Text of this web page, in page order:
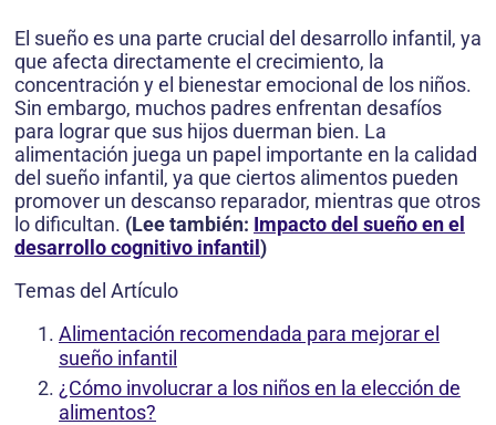
El sueño es una parte crucial del desarrollo infantil, ya
que afecta directamente el crecimiento, la
concentración y el bienestar emocional de los niños.
Sin embargo, muchos padres enfrentan desafíos
para lograr que sus hijos duerman bien. La
alimentación juega un papel importante en la calidad
del sueño infantil, ya que ciertos alimentos pueden
promover un descanso reparador, mientras que otros
lo dificultan. (Lee también: Impacto del sueño en el
desarrollo cognitivo infantil )
Temas del Artículo
Alimentación recomendada para mejorar el
sueño infantil
¿Cómo involucrar a los niños en la elección de
alimentos?